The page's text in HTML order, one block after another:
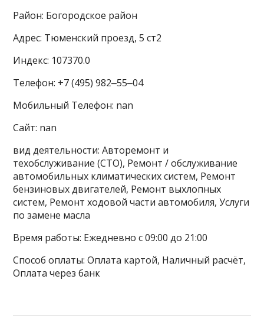
Район: Богородское район
Адрес: Тюменский проезд, 5 ст2
Индекс: 107370.0
Телефон: +7 (495) 982‒55‒04
Мобильный Телефон: nan
Сайт: nan
вид деятельности: Авторемонт и
техобслуживание (СТО), Ремонт / обслуживание
автомобильных климатических систем, Ремонт
бензиновых двигателей, Ремонт выхлопных
систем, Ремонт ходовой части автомобиля, Услуги
по замене масла
Время работы: Ежедневно с 09:00 до 21:00
Способ оплаты: Оплата картой, Наличный расчёт,
Оплата через банк